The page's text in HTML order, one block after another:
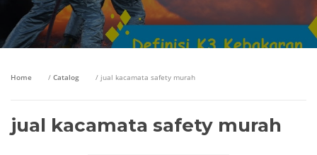
Home / Catalog / jual kacamata safety murah
jual kacamata safety murah